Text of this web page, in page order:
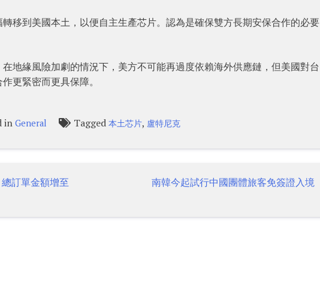
移到美國本土，以便自主生產芯片。認為是確保雙方長期安保合作的必要
地緣風險加劇的情況下，美方不可能再過度依賴海外供應鏈，但美國對台
更緊密而更具保障。
inGeneral Tagged本土芯片, 盧特尼克
訂單金額增至
南韓今起試行中國團體旅客免簽證入境